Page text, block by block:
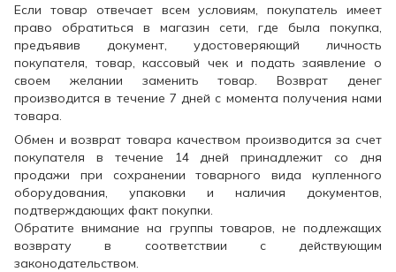
Если товар отвечает всем условиям, покупатель имеет
право обратиться в магазин сети, где была покупка,
предъявив документ, удостоверяющий личность
покупателя, товар, кассовый чек и подать заявление о
своем желании заменить товар. Возврат денег
производится в течение 7 дней с момента получения нами
товара.
Обмен и возврат товара качеством производится за счет
покупателя в течение 14 дней принадлежит со дня
продажи при сохранении товарного вида купленного
оборудования, упаковки и наличия документов,
подтверждающих факт покупки.
Обратите внимание на группы товаров, не подлежащих
возврату в соответствии с действующим
законодательством.